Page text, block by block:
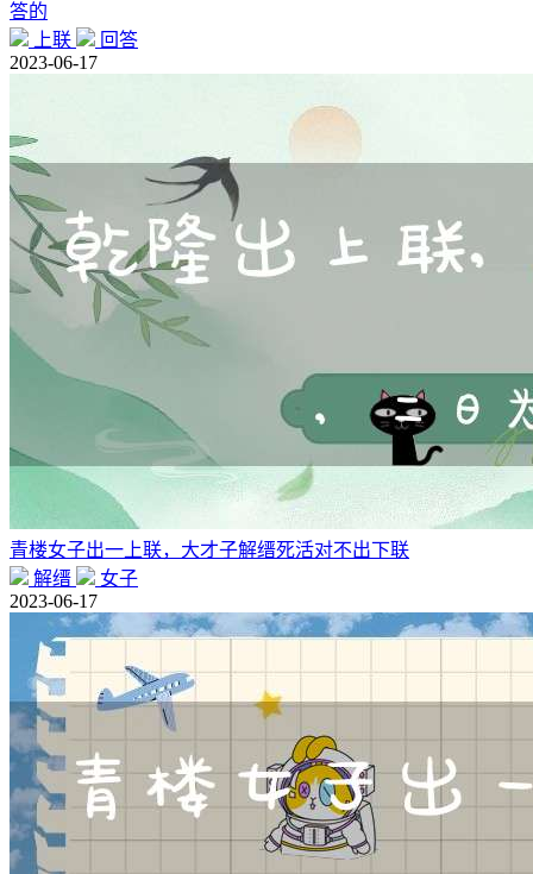
答的
上联
回答
2023-06-17
青楼女子出一上联，大才子解缙死活对不出下联
解缙
女子
2023-06-17